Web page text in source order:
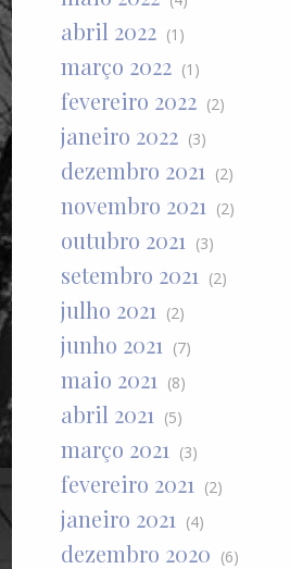
abril 2022 (1)
março 2022 (1)
fevereiro 2022 (2)
janeiro 2022 (3)
dezembro 2021 (2)
novembro 2021 (2)
outubro 2021 (3)
setembro 2021 (2)
julho 2021 (2)
junho 2021 (7)
maio 2021 (8)
abril 2021 (5)
março 2021 (3)
fevereiro 2021 (2)
janeiro 2021 (4)
dezembro 2020 (6)